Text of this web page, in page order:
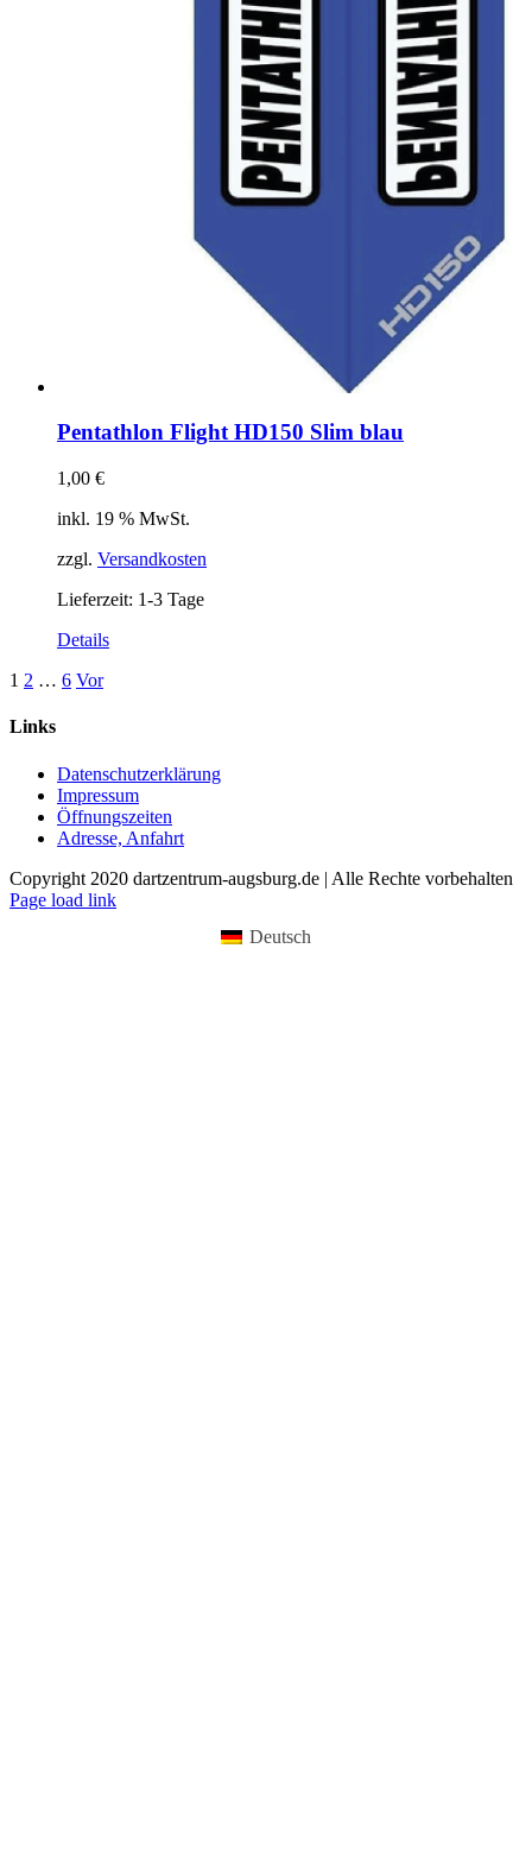
Pentathlon Flight HD150 Slim blau
1,00 €
inkl. 19 % MwSt.
zzgl. Versandkosten
Lieferzeit: 1-3 Tage
Details
1 2 … 6 Vor
Links
Datenschutzerklärung
Impressum
Öffnungszeiten
Adresse, Anfahrt
Copyright 2020 dartzentrum-augsburg.de | Alle Rechte vorbehalten
Facebook
Instagram
YouTube
Page load link
Deutsch